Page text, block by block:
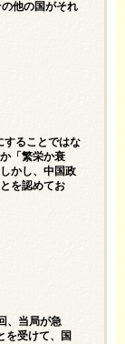
他の国がそれ
することではな
「繁栄か衰
かし、中国政
を認めてお
、当局が急
を受けて、国